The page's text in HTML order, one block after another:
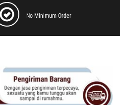
No Minimum Order